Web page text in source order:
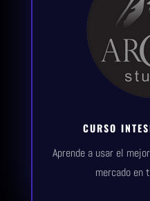
CURSO
Aprende a usar el
mercado en